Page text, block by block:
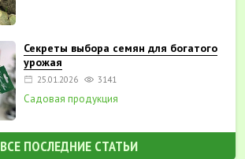
Секреты выбора семян для богатого
урожая
25.01.2026 3141
Садовая продукция
ВСЕ ПОСЛЕДНИЕ СТАТЬИ